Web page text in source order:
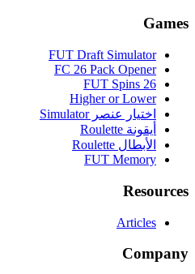
Games
FUT Draft Simulator
FC 26 Pack Opener
FUT Spins 26
Higher or Lower
اختيار عنصر Simulator
أيقونة Roulette
الأبطال Roulette
FUT Memory
Resources
Articles
Company